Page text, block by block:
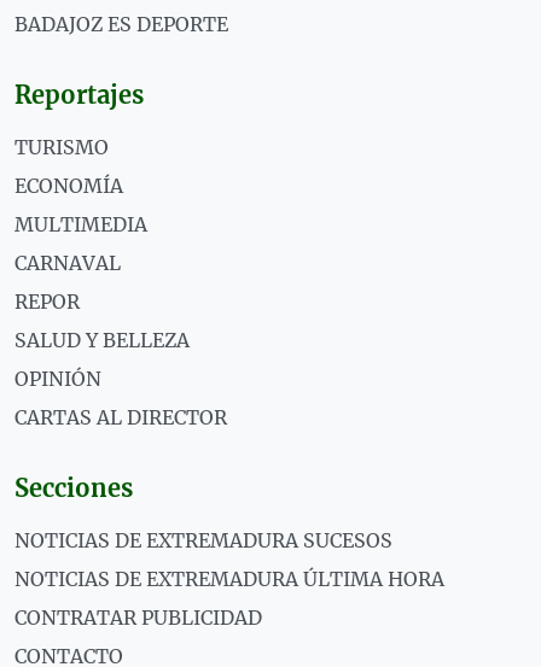
BADAJOZ ES DEPORTE
Reportajes
TURISMO
ECONOMÍA
MULTIMEDIA
CARNAVAL
REPOR
SALUD Y BELLEZA
OPINIÓN
CARTAS AL DIRECTOR
Secciones
NOTICIAS DE EXTREMADURA SUCESOS
NOTICIAS DE EXTREMADURA ÚLTIMA HORA
CONTRATAR PUBLICIDAD
CONTACTO